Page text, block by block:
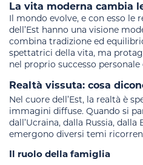
La vita moderna cambia
Il mondo evolve, e con esso le
dell’Est hanno una visione
combina tradizione ed
spettatrici della vita, ma
nel proprio successo personale
Realtà vissuta: cosa
Nel cuore dell’Est, la realtà è
immagini diffuse. Quando si
dall’Ucraina, dalla Russia,
emergono diversi temi
Il ruolo della famiglia